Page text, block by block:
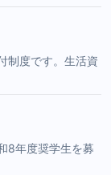
制度です。生活資
8年度奨学生を募